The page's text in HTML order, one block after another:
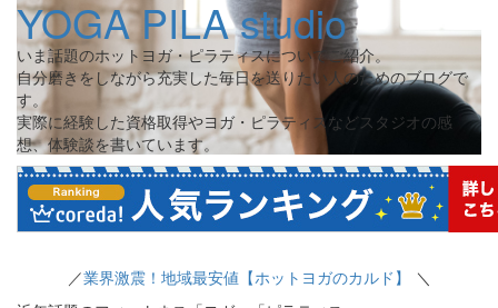
YOGA PILA studio
いま話題のホットヨガ・ピラティスについてご紹介。
自分磨きをしながら充実した毎日を送りたい人のためのブログで
す。
実際に経験した資格取得やヨガ・ピラティスなどスタジオの感
想、体験談を書いています。
／業界激震！地域最安値【ホットヨガのカルド】
＼